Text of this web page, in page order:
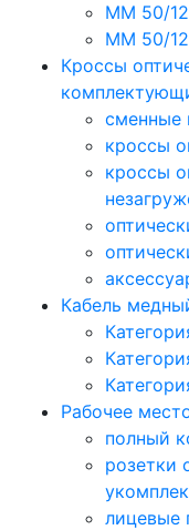
MM 50/
MM 50/
Кроссы
сменные
кроссы
кроссы
Кабель
Рабочее
полный
розетки
лицевые